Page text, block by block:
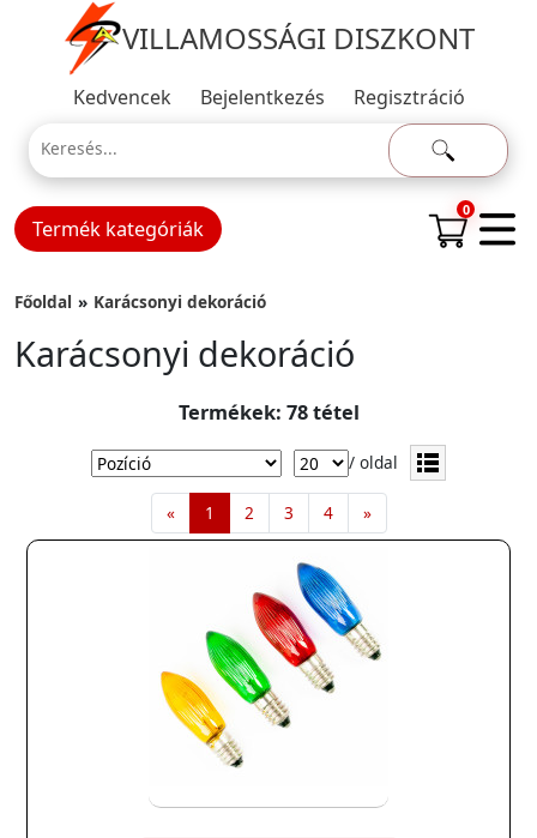
VILLAMOSSÁGI DISZKONT
Kedvencek Bejelentkezés Regisztráció
Termék kategóriák
0
Főoldal Karácsonyi dekoráció
Karácsonyi dekoráció
Termékek: 78 tétel
/ oldal
« 1 2 3 4 »